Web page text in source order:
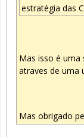
estratégia das
Mas isso é uma
atraves de uma
Mas obrigado